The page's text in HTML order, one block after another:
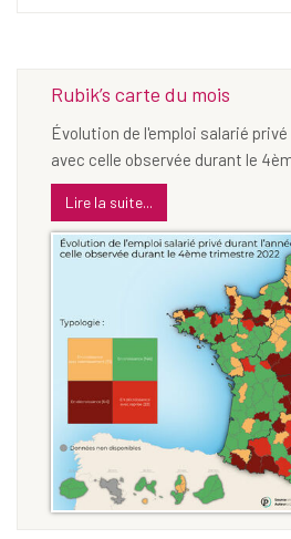
Rubik’s carte du mois
Évolution de l'emploi salarié
avec celle observée durant le
Lire la suite...